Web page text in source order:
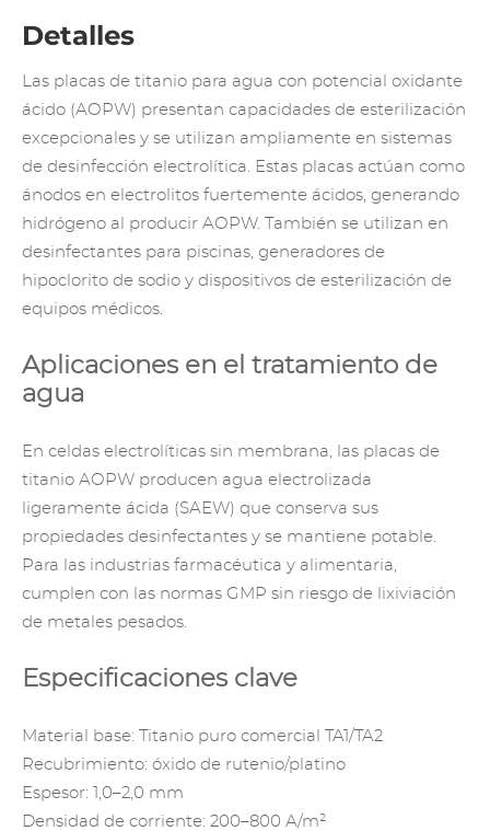
Detalles
Las placas de titanio para agua con potencial oxidante
ácido (AOPW) presentan capacidades de esterilización
excepcionales y se utilizan ampliamente en sistemas
de desinfección electrolítica. Estas placas actúan como
ánodos en electrolitos fuertemente ácidos, generando
hidrógeno al producir AOPW. También se utilizan en
desinfectantes para piscinas, generadores de
hipoclorito de sodio y dispositivos de esterilización de
equipos médicos.
Aplicaciones en el tratamiento de
agua
En celdas electrolíticas sin membrana, las placas de
titanio AOPW producen agua electrolizada
ligeramente ácida (SAEW) que conserva sus
propiedades desinfectantes y se mantiene potable.
Para las industrias farmacéutica y alimentaria,
cumplen con las normas GMP sin riesgo de lixiviación
de metales pesados.
Especificaciones clave
Material base: Titanio puro comercial TA1/TA2
Recubrimiento: óxido de rutenio/platino
Espesor: 1,0–2,0 mm
Densidad de corriente: 200–800 A/m²